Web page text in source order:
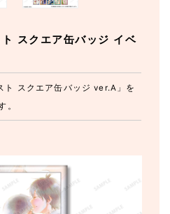
スクエア缶バッジ イベ
ト スクエア缶バッジ ver.A」を
。